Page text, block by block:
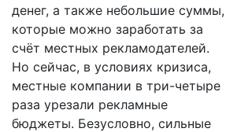
денег, а также небольшие суммы,
которые можно заработать за
счёт местных рекламодателей.
Но сейчас, в условиях кризиса,
местные компании в три-четыре
раза урезали рекламные
бюджеты. Безусловно, сильные